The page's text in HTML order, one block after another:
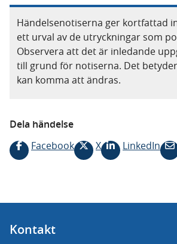
Händelsenotiserna ger kortfattad
ett urval av de utryckningar som
Observera att det är inledande
till grund för notiserna. Det
kan komma att ändras.
Dela händelse
Facebook
X LinkedIn
Kontakt